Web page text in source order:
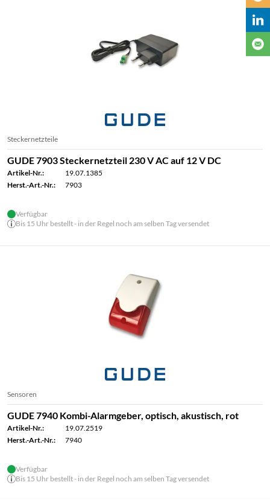
Steckernetzteile
GUDE 7903 Steckernetzteil 230 V AC auf 12 V DC
Artikel-Nr.:
19.07.1385
Herst.-Art.-Nr.:
7903
Verfügbar
Bis 15 Uhr bestellt - in der Regel noch am selben Tag versendet
Sensoren
GUDE 7940 Kombi-Alarmgeber, optisch, akustisch, rot
Artikel-Nr.:
19.07.2519
Herst.-Art.-Nr.:
7940
Verfügbar
Bis 15 Uhr bestellt - in der Regel noch am selben Tag versendet